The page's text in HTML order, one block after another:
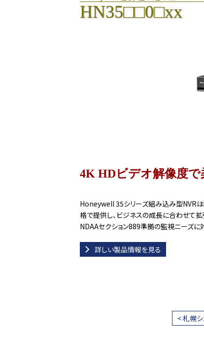
HN35□□0□xx
4K HDビデオ解像度
Honeywell 35シリーズ組み込み型NVRは
格で提供し、ビジネスの成長に合わせて
NDAAセクション889準拠の監視ニーズに
詳しい製品情報を見る
< 札幌